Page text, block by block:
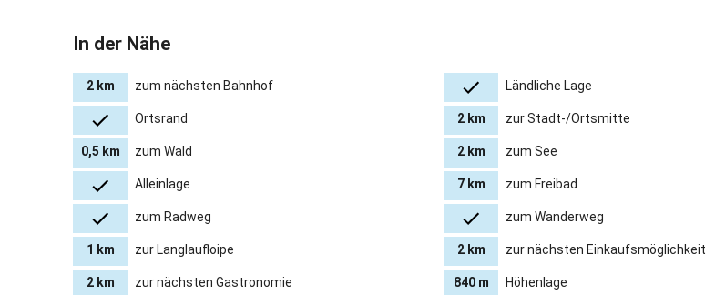
In der Nähe
2 km zum nächsten Bahnhof Ländliche Lage
Ortsrand 2 km zur Stadt-/Ortsmitte
0,5 km zum Wald 2 km zum See
Alleinlage 7 km zum Freibad
zum Radweg zum Wanderweg
1 km zur Langlaufloipe 2 km zur nächsten Einkaufsmöglichkeit
2 km zur nächsten Gastronomie 840 m Höhenlage